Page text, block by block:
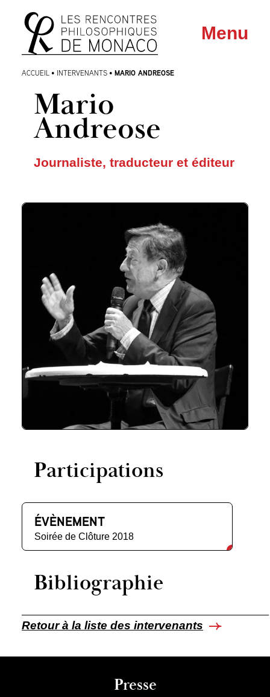
Aller
au
menu
Aller au
contenu
Menu
ACCUEIL • INTERVENANTS • MARIO ANDREOSE
Mario
Andreose
Journaliste, traducteur et éditeur
Participations
ÉVÈNEMENT
Soirée de Clôture 2018
Bibliographie
Retour à la liste des intervenants
Presse